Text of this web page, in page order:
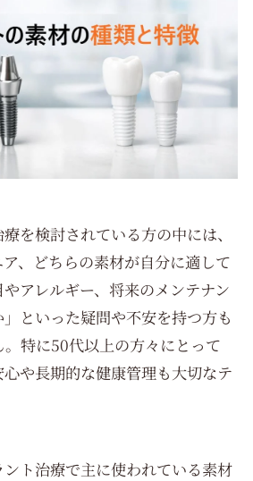
を検討されている方の中には、
ア、どちらの素材が自分に適して
アレルギー、将来のメンテナン
といった疑問や不安を持つ方も
特に50代以上の方々にとって
や長期的な健康管理も大切なテ
ト治療で主に使われている素材